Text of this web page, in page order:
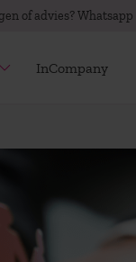
of advies? Whatsapp
InCompany